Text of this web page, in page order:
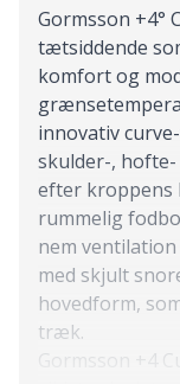
Gormsson +4°
tætsiddende
komfort og
innovativ
skulder-,
efter kroppens
rummelig
nem
med skjult
hovedform,
træk.
Gormsson +4